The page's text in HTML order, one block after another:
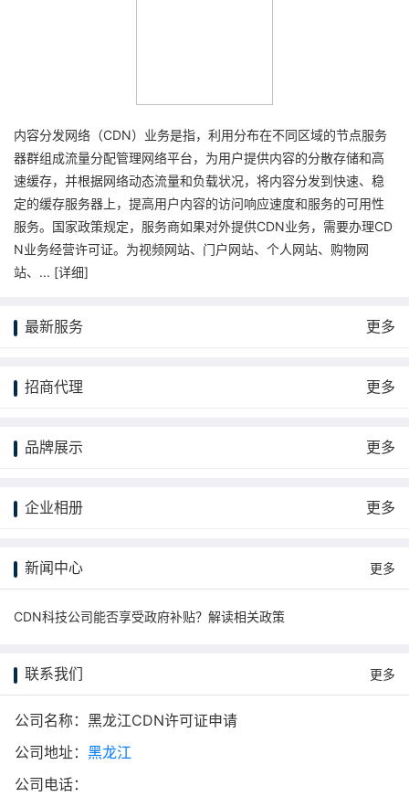
内容分发网络（CDN）业务是指，利用分布在不同区域的节点服务
器群组成流量分配管理网络平台，为用户提供内容的分散存储和高
速缓存，并根据网络动态流量和负载状况，将内容分发到快速、稳
定的缓存服务器上，提高用户内容的访问响应速度和服务的可用性
服务。国家政策规定，服务商如果对外提供CDN业务，需要办理CD
N业务经营许可证。为视频网站、门户网站、个人网站、购物网
站、... [详细]
最新服务 更多
招商代理 更多
品牌展示 更多
企业相册 更多
新闻中心 更多
CDN科技公司能否享受政府补贴？解读相关政策
联系我们 更多
公司名称：黑龙江CDN许可证申请
公司地址： 黑龙江
公司电话：